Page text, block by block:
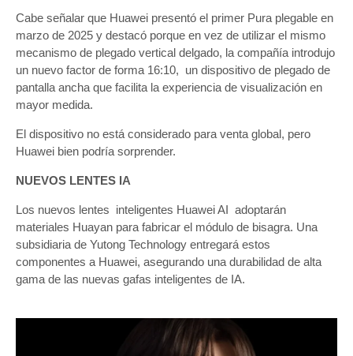
Cabe señalar que Huawei presentó el primer Pura plegable en
marzo de 2025 y destacó porque en vez de utilizar el mismo
mecanismo de plegado vertical delgado, la compañía introdujo
un nuevo factor de forma 16:10, un dispositivo de plegado de
pantalla ancha que facilita la experiencia de visualización en
mayor medida.
El dispositivo no está considerado para venta global, pero
Huawei bien podría sorprender.
NUEVOS LENTES IA
Los nuevos lentes inteligentes Huawei AI adoptarán
materiales Huayan para fabricar el módulo de bisagra. Una
subsidiaria de Yutong Technology entregará estos
componentes a Huawei, asegurando una durabilidad de alta
gama de las nuevas gafas inteligentes de IA.